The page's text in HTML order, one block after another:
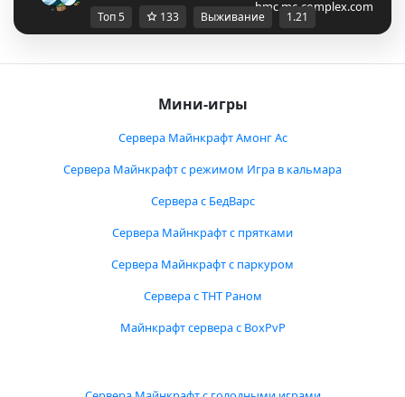
bmc.mc-complex.com
Топ 5 133 Выживание 1.21
Мини-игры
Сервера Майнкрафт Амонг Ас
Сервера Майнкрафт с режимом Игра в кальмара
Сервера с БедВарс
Сервера Майнкрафт с прятками
Сервера Майнкрафт с паркуром
Сервера с ТНТ Раном
Майнкрафт сервера с BoxPvP